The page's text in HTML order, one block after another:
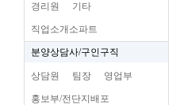
경리원 기타
직업소개소파트
분양상담사/구인구직
상담원 팀장 영업부
홍보부/전단지배포